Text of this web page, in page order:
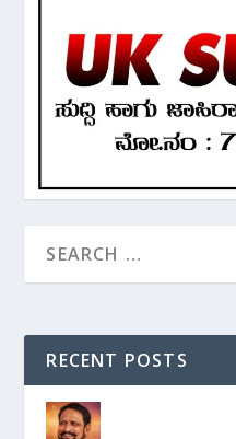
RECENT POSTS